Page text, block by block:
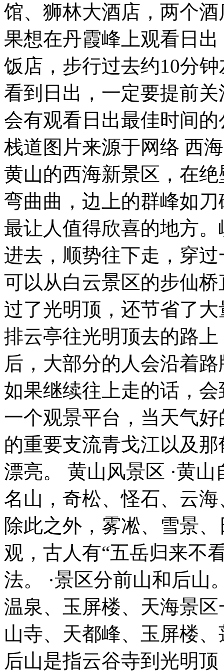
馆、狮林大酒店，两个
果想在丹霞峰上观看日
饭店，步行过去约10分
看到日出，一定要提前
会有观看日出最佳时间
栈道图片来源于网络 西
黄山的西海新景区，在
弯曲曲，边上的群峰如
最让人值得欣喜的地方
进去，顺势往下走，穿
可以从白云景区的步仙
过了光明顶，还节省了
排云亭往光明顶去的路
后，大部分的人会沿着
如果继续往上走的话，
一个观景平台，当天气
的重要支流青戈江以及
漂亮。 黄山风景区 ·黄
名山，奇松、怪石、云海
除此之外，雾凇、雪景
观，古人有“五岳归来不
法。 ·景区分前山和后山
温泉、玉屏楼、天海景
山寺、天都峰、玉屏楼
后山是指云谷寺到光明